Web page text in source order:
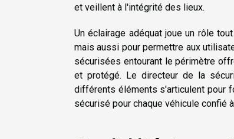
et veillent à l'intégrité des lieux.
Un éclairage adéquat joue un rôle
mais aussi pour permettre aux
sécurisées entourant le périmètre
et protégé. Le directeur de la
différents éléments s'articulent pour
sécurisé pour chaque véhicule confié